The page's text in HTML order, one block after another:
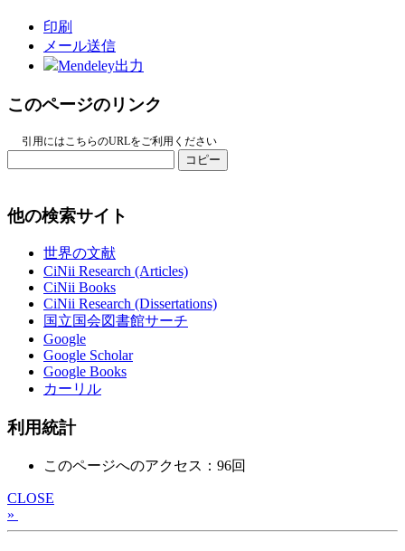
印刷
メール送信
Mendeley出力
このページのリンク
引用にはこちらのURLをご利用ください
コピー
他の検索サイト
世界の文献
CiNii Research (Articles)
CiNii Books
CiNii Research (Dissertations)
国立国会図書館サーチ
Google
Google Scholar
Google Books
カーリル
利用統計
このページへのアクセス：96回
CLOSE
»